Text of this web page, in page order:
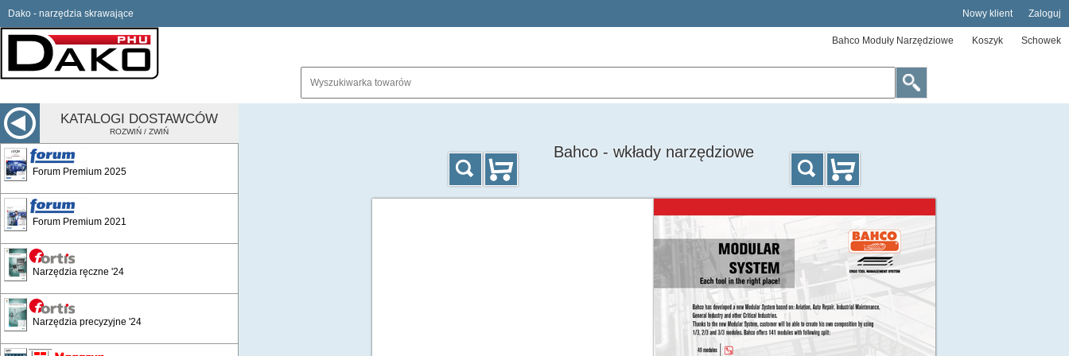
Dako - narzędzia skrawające Nowy klient Zaloguj
Bahco Moduły Narzędziowe Koszyk Schowek
KATALOGI DOSTAWCÓW
ROZWIŃ / ZWIŃ
Forum Premium 2025
Forum Premium 2021
Narzędzia ręczne '24
Narzędzia precyzyjne '24
Bahco - wkłady narzędziowe